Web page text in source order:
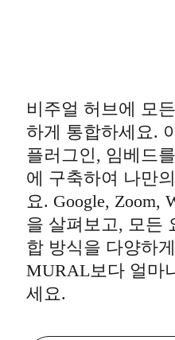
비주얼 허브에 모
하게 통합하세요.
플러그인, 임베드
에 구축하여 나만
요. Google, Zoom,
을 살펴보고, 모든
합 방식을 다양하
MURAL보다 얼마
세요.